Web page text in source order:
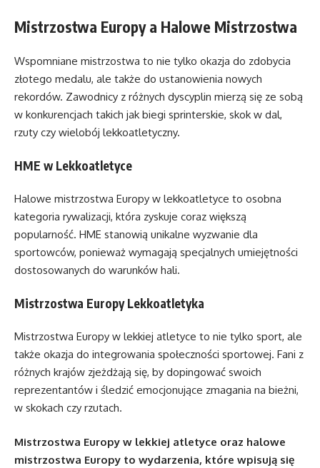
Mistrzostwa Europy a Halowe Mistrzostwa
Wspomniane mistrzostwa to nie tylko okazja do zdobycia
złotego medalu, ale także do ustanowienia nowych
rekordów. Zawodnicy z różnych dyscyplin mierzą się ze sobą
w konkurencjach takich jak biegi sprinterskie, skok w dal,
rzuty czy wielobój lekkoatletyczny.
HME w Lekkoatletyce
Halowe mistrzostwa Europy w lekkoatletyce to osobna
kategoria rywalizacji, która zyskuje coraz większą
popularność. HME stanowią unikalne wyzwanie dla
sportowców, ponieważ wymagają specjalnych umiejętności
dostosowanych do warunków hali.
Mistrzostwa Europy Lekkoatletyka
Mistrzostwa Europy w lekkiej atletyce to nie tylko sport, ale
także okazja do integrowania społeczności sportowej. Fani z
różnych krajów zjeżdżają się, by dopingować swoich
reprezentantów i śledzić emocjonujące zmagania na bieżni,
w skokach czy rzutach.
Mistrzostwa Europy w lekkiej atletyce oraz halowe
mistrzostwa Europy to wydarzenia, które wpisują się